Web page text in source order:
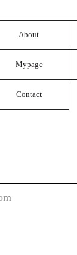
About
Mypage
Contact